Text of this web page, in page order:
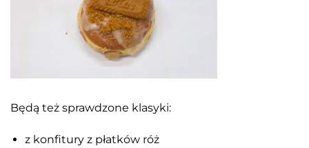
Będą też sprawdzone klasyki:
z konfitury z płatków róż